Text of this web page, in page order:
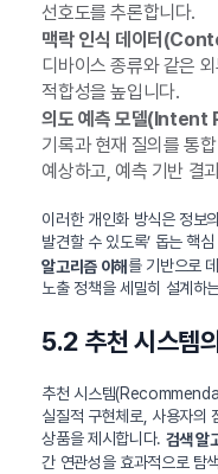
선호도를 추론합니다.
맥락 인식 데이터
디바이스 종류와 같은
적합성을 높입니다.
의도 예측 모델
기록과 현재 질의를 통
예상하고, 예측 기반 결
이러한 개인화 방식은 정보
발견할 수 있도록’ 돕는 핵
알고리즘 이해를 기반으로
노출 정책을 세밀히 설계하
5.2 추천 시스템
추천 시스템
실질적 구현체로, 사용자의
상품을 제시합니다. 검색 알
간 연관성을 효과적으로 탐